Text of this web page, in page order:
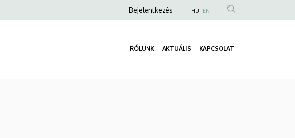
Anonim
menüje
Bejelentkezés HU EN
RÓLUNK AKTUÁLIS KAPCSOLAT